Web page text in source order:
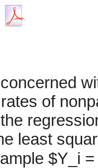
of
least
$Y_i